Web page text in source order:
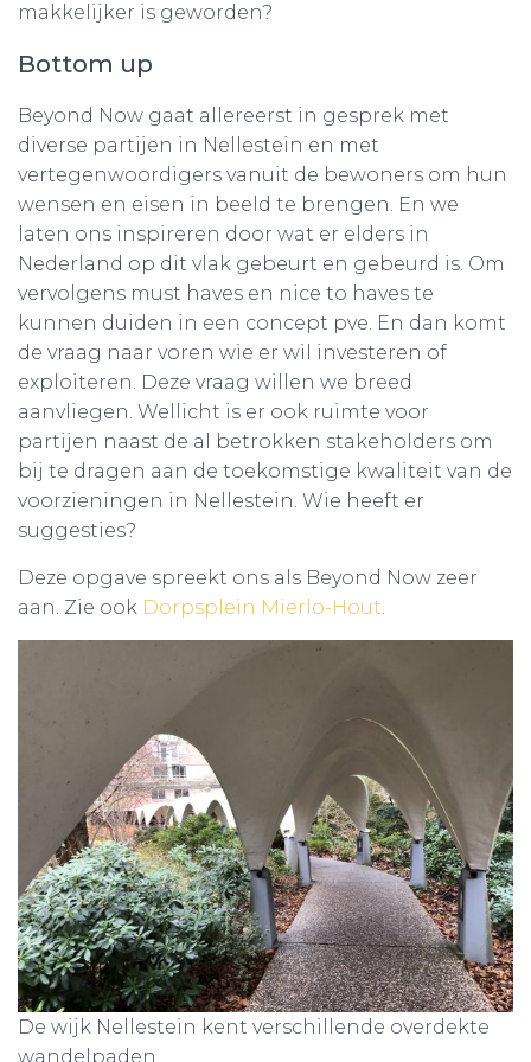
makkelijker is geworden?
Bottom up
Beyond Now gaat allereerst in gesprek met
diverse partijen in Nellestein en met
vertegenwoordigers vanuit de bewoners om hun
wensen en eisen in beeld te brengen. En we
laten ons inspireren door wat er elders in
Nederland op dit vlak gebeurt en gebeurd is. Om
vervolgens must haves en nice to haves te
kunnen duiden in een concept pve. En dan komt
de vraag naar voren wie er wil investeren of
exploiteren. Deze vraag willen we breed
aanvliegen. Wellicht is er ook ruimte voor
partijen naast de al betrokken stakeholders om
bij te dragen aan de toekomstige kwaliteit van de
voorzieningen in Nellestein. Wie heeft er
suggesties?
Deze opgave spreekt ons als Beyond Now zeer
aan. Zie ook Dorpsplein Mierlo-Hout.
De wijk Nellestein kent verschillende overdekte
wandelpaden